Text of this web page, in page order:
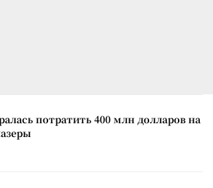
потратить 400 млн долларов на